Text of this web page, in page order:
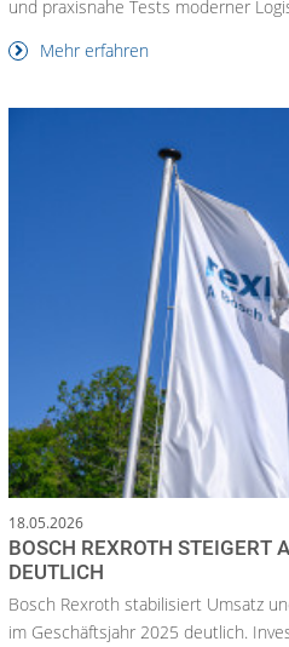
und praxisnahe Tests moderner
Mehr erfahren
18.05.2026
BOSCH REXROTH STEIGERT
DEUTLICH
Bosch Rexroth stabilisiert Umsatz
im Geschäftsjahr 2025 deutlich.